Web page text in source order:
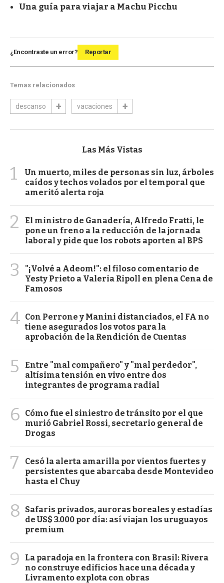
Una guía para viajar a Machu Picchu
¿Encontraste un error? Reportar
Temas relacionados
descanso vacaciones
Las Más Vistas
1
Un muerto, miles de personas sin luz, árboles
caídos y techos volados por el temporal que
ameritó alerta roja
2
El ministro de Ganadería, Alfredo Fratti, le
pone un freno a la reducción de la jornada
laboral y pide que los robots aporten al BPS
3
"¡Volvé a Adeom!": el filoso comentario de
Yesty Prieto a Valeria Ripoll en plena Cena de
Famosos
4 Con Perrone y Manini distanciados, el FA no
tiene asegurados los votos para la
aprobación de la Rendición de Cuentas
5
Entre "mal compañero" y "mal perdedor",
altísima tensión en vivo entre dos
integrantes de programa radial
6
Cómo fue el siniestro de tránsito por el que
murió Gabriel Rossi, secretario general de
Drogas
7
Cesó la alerta amarilla por vientos fuertes y
persistentes que abarcaba desde Montevideo
hasta el Chuy
8
Safaris privados, auroras boreales y estadías
de US$ 3.000 por día: así viajan los uruguayos
premium
9
La paradoja en la frontera con Brasil: Rivera
no construye edificios hace una década y
Livramento explota con obras